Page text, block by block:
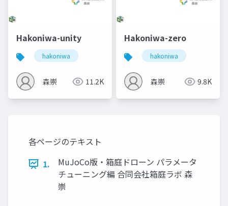
Hakoniwa-unity
hakoniwa
森崇 11.2K
Hakoniwa-zero
hakoniwa
森崇 9.8K
各ページのテキスト
1.
MuJoCo版・箱庭ドローン パラメータ
チューニング編 合同会社箱庭ラボ 森
崇